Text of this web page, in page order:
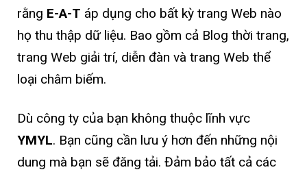
rằng E-A-T áp dụng cho bất kỳ trang Web nào
họ thu thập dữ liệu. Bao gồm cả Blog thời trang,
trang Web giải trí, diễn đàn và trang Web thể
loại châm biếm.
Dù công ty của bạn không thuộc lĩnh vực
YMYL. Bạn cũng cần lưu ý hơn đến những nội
dung mà bạn sẽ đăng tải. Đảm bảo tất cả các